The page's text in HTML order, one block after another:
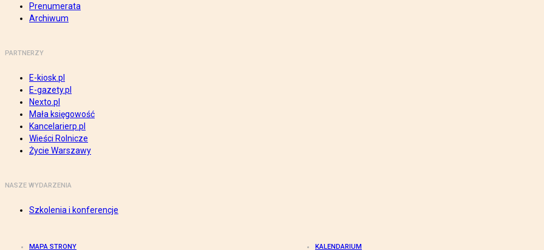
Prenumerata
Archiwum
PARTNERZY
E-kiosk.pl
E-gazety.pl
Nexto.pl
Mała księgowość
Kancelarierp.pl
Wieści Rolnicze
Życie Warszawy
NASZE WYDARZENIA
Szkolenia i konferencje
MAPA STRONY KALENDARIUM